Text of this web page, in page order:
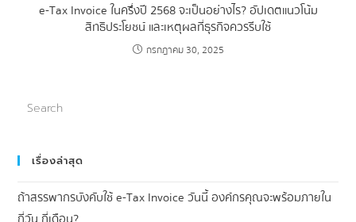
e-Tax Invoice ในครึ่งปี 2568 จะเป็นอย่างไร? อัปเดตแนวโน้ม
สิทธิประโยชน์ และเหตุผลที่ธุรกิจควรรีบใช้
กรกฎาคม 30, 2025
เรื่องล่าสุด
ถ้าสรรพากรบังคับใช้ e-Tax Invoice วันนี้ องค์กรคุณจะพร้อมภายใน